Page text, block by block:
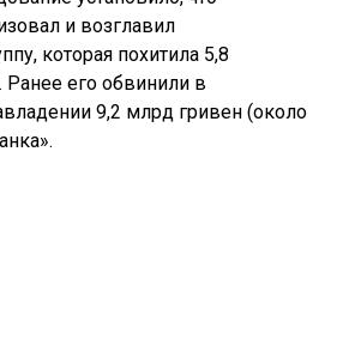
и возглавил
которая похитила 5,8
его обвинили в
9,2 млрд гривен (около